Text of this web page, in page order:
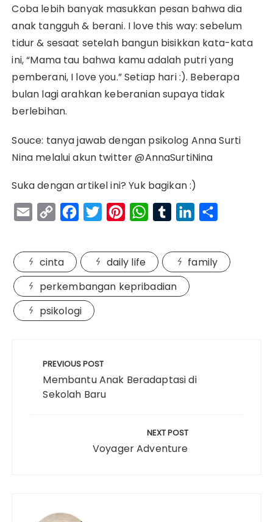
Coba lebih banyak masukkan pesan bahwa dia
anak tangguh & berani. I love this way: sebelum
tidur & sesaat setelah bangun bisikkan kata-kata
ini, “Mama tau bahwa kamu adalah putri yang
pemberani, I love you.” Setiap hari :). Beberapa
bulan lagi arahkan keberanian supaya tidak
berlebihan.
Souce: tanya jawab dengan psikolog Anna Surti
Nina melalui akun twitter @AnnaSurtiNina
Suka dengan artikel ini? Yuk bagikan :)
a
i
l
C
p
y
L
i
n
e
b
o
o
i
t
n
t
e
a
s
m
b
l
n
k
a
cinta daily life
family
perkembangan kepribadian
psikologi
PREVIOUS POST
Membantu Anak Beradaptasi di
Sekolah Baru
NEXT POST
Voyager Adventure